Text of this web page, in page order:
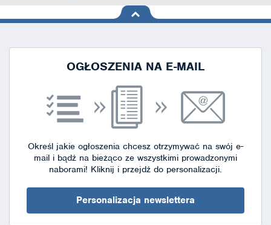
na górę
OGŁOSZENIA NA E-MAIL
Określ jakie ogłoszenia chcesz otrzymywać na swój e-
mail i bądź na bieżąco ze wszystkimi prowadzonymi
naborami! Kliknij i przejdź do personalizacji.
Personalizacja newslettera